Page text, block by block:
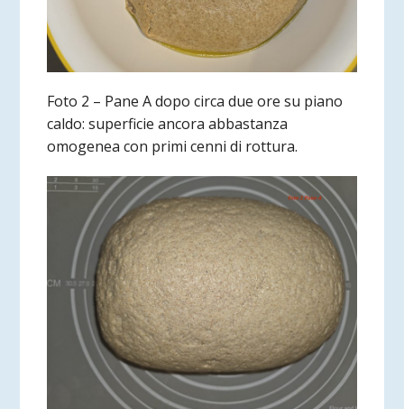
Foto 2 – Pane A dopo circa due ore su piano
caldo: superficie ancora abbastanza
omogenea con primi cenni di rottura.